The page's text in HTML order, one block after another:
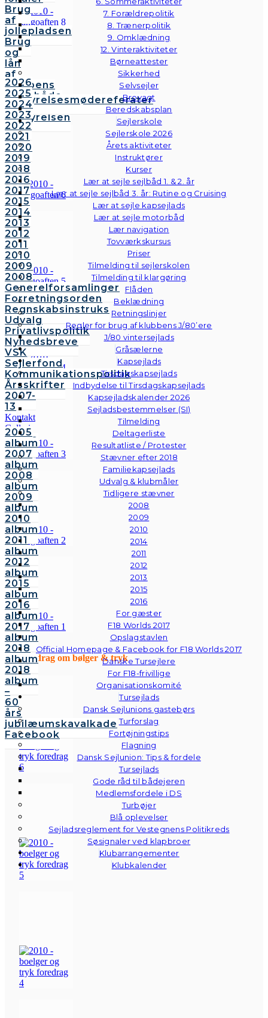
7. Forældrepolitik
8. Trænerpolitik
9. Omklædning
12. Vinteraktiviteter
Børneattester
Sikkerhed
Selvsejler
Brovagt
Beredskabsplan
Sejlerskole
Sejlerskole 2026
Årets aktiviteter
Instruktører
Kurser
Lær at sejle sejlbåd 1. & 2. år
Lær at sejle sejlbåd 3. år: Rutine og Cruising
Lær at sejle kapsejlads
Lær at sejle motorbåd
Lær navigation
Tovværkskursus
Priser
Tilmelding til sejlerskolen
Tilmelding til klargøring
Flåden
Beklædning
Retningslinjer
Regler for brug af klubbens J/80’ere
J/80 vintersejlads
Gråsælerne
Kapsejlads
Tirsdagskapsejlads
Indbydelse til Tirsdagskapsejlads
Kapsejladskalender 2026
Sejladsbestemmelser (SI)
Tilmelding
Deltagerliste
Resultatliste / Protester
Stævner efter 2018
Familiekapsejlads
Udvalg & klubmåler
Tidligere stævner
2008
2009
2010
2014
2011
2012
2013
2015
2016
For gæster
F18 Worlds 2017
Opslagstavlen
Official Homepage & Facebook for F18 Worlds 2017
Danske Tursejlere
For F18-frivillige
Organisationskomité
Tursejlads
Dansk Sejlunions gastebørs
Turforslag
Fortøjningstips
Flagning
Dansk Sejlunion: Tips & fordele
Tursejlads
Gode råd til bådejeren
Medlemsfordele i DS
Turbøjer
Blå oplevelser
Sejladsreglement for Vestegnens Politikreds
Søsignaler ved klapbroer
Klubarrangementer
Klubkalender
Brug
af
jollepladsen
Brug
og
lån
af
klubbens
følgebåde
Vedtægter
Bestyrelsen
Bestyrelsesmødereferater
2026
2025
2024
2023
2022
2021
2020
2019
2018
2016
2017
2015
2014
2013
2012
2011
2010
2009
2008
Generelforsamlinger
Forretningsorden
Regnskabsinstruks
Udvalg
Privatlivspolitik
Nyhedsbreve
VSK
Sejlerfond
Kommunikationspolitik
Årsskrifter
2007-
13
Kontakt
Galleri
Andre
fotos
2005
album
2007
album
2008
album
2009
album
2010
album
2011
album
2012
album
2015
album
2016
album
2017
album
2018
album
2018
album
–
60
års
jubilæumskavalkade
Facebook
Foredrag om bølger & tryk